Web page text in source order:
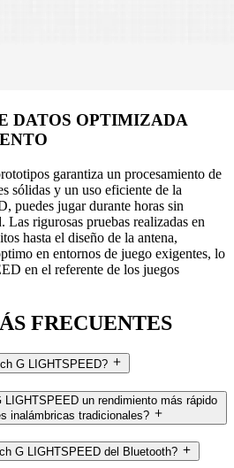
DATOS OPTIMIZADA
garantiza un procesamiento de
sólidas y un uso eficiente de la
puedes jugar durante horas sin
rigurosas pruebas realizadas en
hasta el diseño de la antena,
en entornos de juego exigentes, lo
en el referente de los juegos
FRECUENTES
G LIGHTSPEED?
un rendimiento más rápido
inalámbricas tradicionales?
G LIGHTSPEED del Bluetooth?